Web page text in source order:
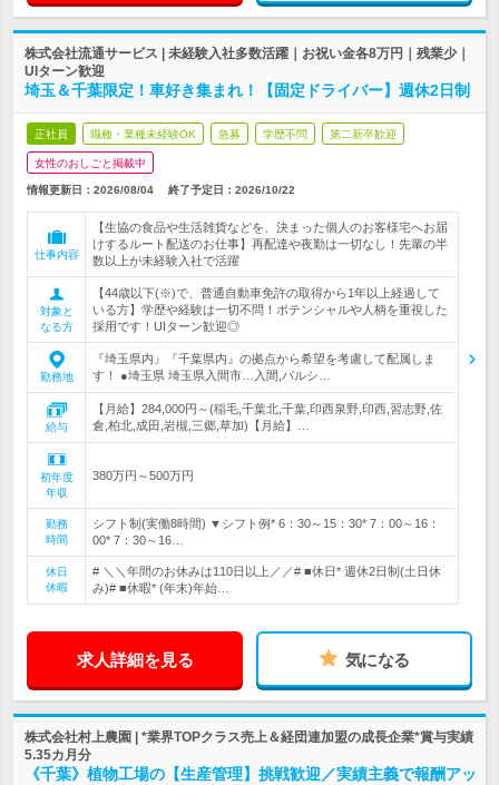
株式会社流通サービス | 未経験入社多数活躍｜お祝い金各8万円｜残業少｜
UIターン歓迎
埼玉＆千葉限定！車好き集まれ！【固定ドライバー】週休2日制
正社員 職種・業種未経験OK 急募 学歴不問 第二新卒歓迎
女性のおしごと掲載中
情報更新日：2026/08/04 終了予定日： 2026/10/22
仕事内容
【生協の食品や生活雑貨などを、決まった個人のお客様宅へお届
けするルート配送のお仕事】再配達や夜勤は一切なし！先輩の半
数以上が未経験入社で活躍
対象と
なる方
【44歳以下(※)で、普通自動車免許の取得から1年以上経過して
いる方】学歴や経験は一切不問！ポテンシャルや人柄を重視した
採用です！UIターン歓迎◎
勤務地
『埼玉県内』『千葉県内』の拠点から希望を考慮して配属しま
す！ ●埼玉県 埼玉県入間市…入間,パルシ…
給与
【月給】284,000円～(稲毛,千葉北,千葉,印西泉野,印西,習志野,佐
倉,柏北,成田,岩槻,三郷,草加)【月給】…
初年度
年収
380万円～500万円
勤務
時間
シフト制(実働8時間) ▼シフト例* 6：30～15：30* 7：00～16：
00* 7：30～16…
休日
休暇
# ＼＼年間のお休みは110日以上／／# ■休日* 週休2日制(土日休
み)# ■休暇* (年末)年始…
求人詳細を見る 気になる
株式会社村上農園 | *業界TOPクラス売上＆経団連加盟の成長企業*賞与実績
5.35カ月分
《千葉》植物工場の【生産管理】挑戦歓迎／実績主義で報酬アッ